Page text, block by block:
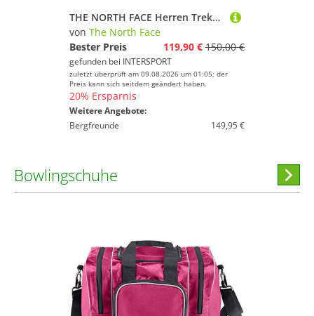
THE NORTH FACE Herren Trekkinghalbschuhe M FASTPACK WP
von The North Face
Bester Preis
119,90 € 150,00 €
gefunden bei INTERSPORT
zuletzt überprüft am 09.08.2026 um 01:05; der
Preis kann sich seitdem geändert haben.
20% Ersparnis
Weitere Angebote:
Bergfreunde
149,95 €
Bowlingschuhe